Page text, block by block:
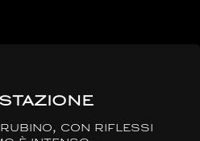
con riflessi